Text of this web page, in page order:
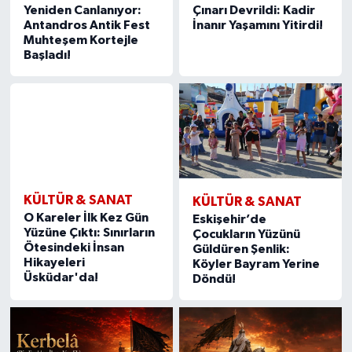
Yeniden Canlanıyor:
Antandros Antik Fest
Muhteşem Kortejle
Başladı!
Çınarı Devrildi: Kadir
İnanır Yaşamını Yitirdi!
KÜLTÜR & SANAT
O Kareler İlk Kez Gün
Yüzüne Çıktı: Sınırların
Ötesindeki İnsan
Hikayeleri
Üsküdar'da!
KÜLTÜR & SANAT
Eskişehir’de
Çocukların Yüzünü
Güldüren Şenlik:
Köyler Bayram Yerine
Döndü!